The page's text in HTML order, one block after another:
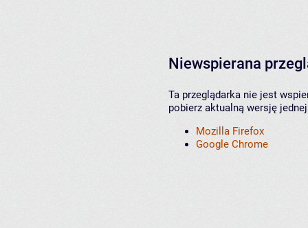
Niewspierana
Ta przeglądarka nie jest
pobierz aktualną wersję
Mozilla Firefox
Google Chrome